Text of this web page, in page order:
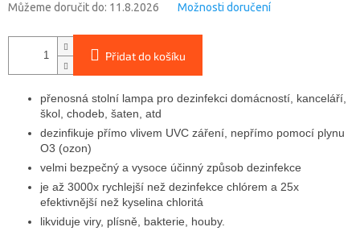
Můžeme doručit do: 11.8.2026 Možnosti doručení
Přidat do košíku
přenosná stolní lampa pro dezinfekci domácností, kanceláří,
škol, chodeb, šaten, atd
dezinfikuje přímo vlivem UVC záření, nepřímo pomocí plynu
O3 (ozon)
velmi bezpečný a vysoce účinný způsob dezinfekce
je až 3000x rychlejší než dezinfekce chlórem a 25x
efektivnější než kyselina chloritá
likviduje viry, plísně, bakterie, houby.